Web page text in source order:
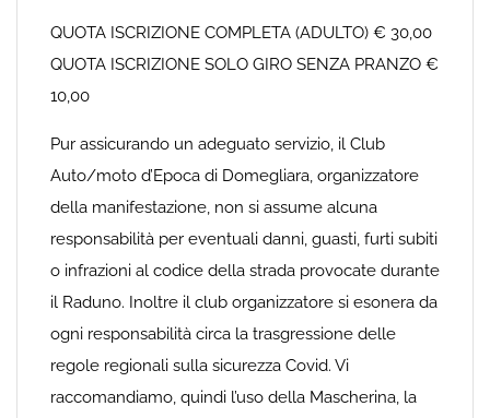
QUOTA ISCRIZIONE COMPLETA (ADULTO) € 30,00
QUOTA ISCRIZIONE SOLO GIRO SENZA PRANZO €
10,00
Pur assicurando un adeguato servizio, il Club
Auto/moto d’Epoca di Domegliara, organizzatore
della manifestazione, non si assume alcuna
responsabilità per eventuali danni, guasti, furti subiti
o infrazioni al codice della strada provocate durante
il Raduno. Inoltre il club organizzatore si esonera da
ogni responsabilità circa la trasgressione delle
regole regionali sulla sicurezza Covid. Vi
raccomandiamo, quindi l’uso della Mascherina, la